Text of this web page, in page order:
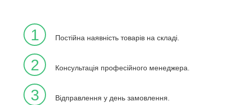
1 Постійна наявність товарів на складі.
2 Консультація професійного менеджера.
3 Відправлення у день замовлення.